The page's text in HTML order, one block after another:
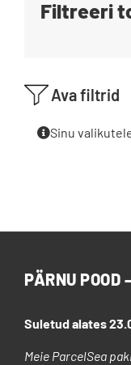
BrändidAva filtrid
Sinu
Filtreeri
PÄRNU POOD
Suletud alates
Meie ParcelSea